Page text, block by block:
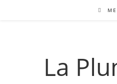
La